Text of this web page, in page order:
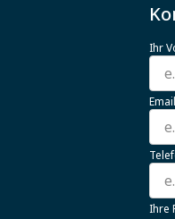
Ihr
Email
Ihre